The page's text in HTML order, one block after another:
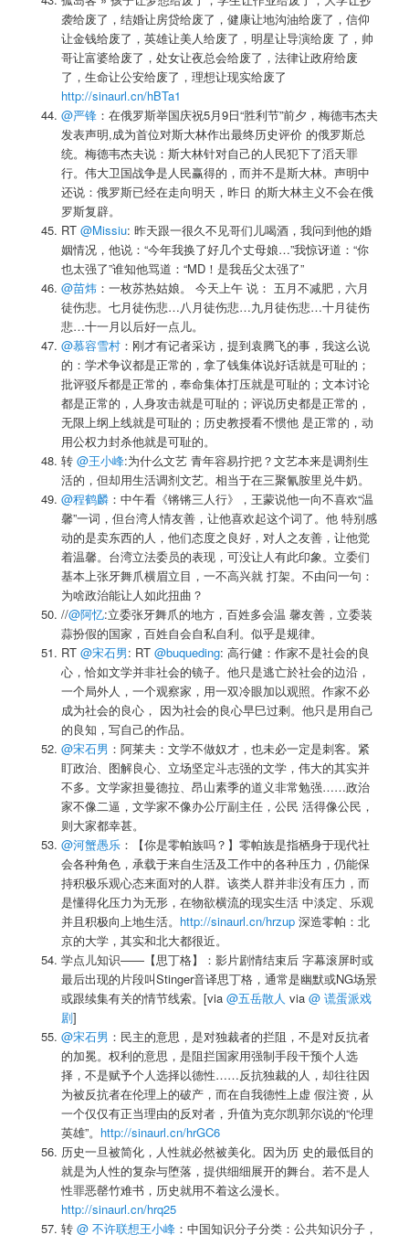
袭给废了，结婚让房贷给废了，健康让地沟油给废了，信仰
让金钱给废了，英雄让美人给废了，明星让导演给废 了，帅
哥让富婆给废了，处女让夜总会给废了，法律让政府给废
了，生命让公安给废了，理想让现实给废了
http://sinaurl.cn/hBTa1
@严锋：在俄罗斯举国庆祝5月9日“胜利节”前夕，梅德韦杰夫
发表声明,成为首位对斯大林作出最终历史评价 的俄罗斯总
统。梅德韦杰夫说：斯大林针对自己的人民犯下了滔天罪
行。伟大卫国战争是人民赢得的，而并不是斯大林。声明中
还说：俄罗斯已经在走向明天，昨日 的斯大林主义不会在俄
罗斯复辟。
RT @Missiu: 昨天跟一很久不见哥们儿喝酒，我问到他的婚
姻情况，他说：“今年我换了好几个丈母娘…”我惊讶道：“你
也太强了”谁知他骂道：“MD！是我岳父太强了”
@苗炜：一枚苏热姑娘。 今天上午 说： 五月不减肥，六月
徒伤悲。七月徒伤悲…八月徒伤悲…九月徒伤悲…十月徒伤
悲…十一月以后好一点儿。
@慕容雪村：刚才有记者采访，提到袁腾飞的事，我这么说
的：学术争议都是正常的，拿了钱集体说好话就是可耻的；
批评驳斥都是正常的，奉命集体打压就是可耻的；文本讨论
都是正常的，人身攻击就是可耻的；评说历史都是正常的，
无限上纲上线就是可耻的；历史教授看不惯他 是正常的，动
用公权力封杀他就是可耻的。
转 @王小峰:为什么文艺 青年容易拧把？文艺本来是调剂生
活的，但却用生活调剂文艺。相当于在三聚氰胺里兑牛奶。
@程鹤麟：中午看《锵锵三人行》，王蒙说他一向不喜欢“温
馨”一词，但台湾人情友善，让他喜欢起这个词了。他 特别感
动的是卖东西的人，他们态度之良好，对人之友善，让他觉
着温馨。台湾立法委员的表现，可没让人有此印象。立委们
基本上张牙舞爪横眉立目，一不高兴就 打架。不由问一句：
为啥政治能让人如此扭曲？
//@阿忆:立委张牙舞爪的地方，百姓多会温 馨友善，立委装
蒜扮假的国家，百姓自会自私自利。似乎是规律。
RT @宋石男: RT @buqueding: 高行健：作家不是社会的良
心，恰如文学并非社会的镜子。他只是逃亡於社会的边沿，
一个局外人，一个观察家，用一双冷眼加以观照。作家不必
成为社会的良心， 因为社会的良心早巳过剩。他只是用自己
的良知，写自己的作品。
@宋石男 ：阿莱夫：文学不做奴才，也未必一定是刺客。紧
盯政治、图解良心、立场坚定斗志强的文学，伟大的其实并
不多。文学家担曼德拉、昂山素季的道义非常勉强……政治
家不像二逼，文学家不像办公厅副主任，公民 活得像公民，
则大家都幸甚。
@河蟹愚乐：【你是零帕族吗？】零帕族是指栖身于现代社
会各种角色，承载于来自生活及工作中的各种压力，仍能保
持积极乐观心态来面对的人群。该类人群并非没有压力，而
是懂得化压力为无形，在物欲横流的现实生活 中淡定、乐观
并且积极向上地生活。 http://sinaurl.cn/hrzup深造零帕：北
京的大学，其实和北大都很近。
学点儿知识——【思丁格】：影片剧情结束后 字幕滚屏时或
最后出现的片段叫Stinger音译思丁格，通常是幽默或NG场景
或跟续集有关的情节线索。[via @五岳散人 via @ 谎蛋派戏
剧]
@宋石男 ：民主的意思，是对独裁者的拦阻，不是对反抗者
的加冕。权利的意思，是阻拦国家用强制手段干预个人选
择，不是赋予个人选择以德性……反抗独裁的人，却往往因
为被反抗者在伦理上的破产，而在自我德性上虚 假注资，从
一个仅仅有正当理由的反对者，升值为克尔凯郭尔说的“伦理
英雄”。 http://sinaurl.cn/hrGC6
历史一旦被简化，人性就必然被美化。因为历 史的最低目的
就是为人性的复杂与堕落，提供细细展开的舞台。若不是人
性罪恶罄竹难书，历史就用不着这么漫长。
http://sinaurl.cn/hrq25
转 @ 不许联想王小峰：中国知识分子分类：公共知识分子，